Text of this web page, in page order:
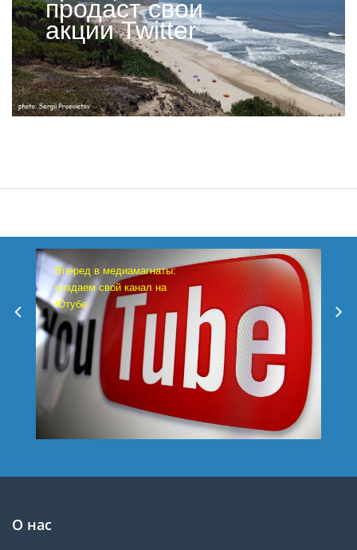
продаст свои
акции Twitter
Вперед в медиамагнаты:
создаем свой канал на
Ютубе
О нас